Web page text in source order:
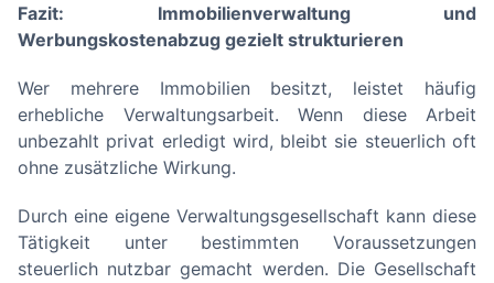
Fazit: Immobilienverwaltung und
Werbungskostenabzug gezielt strukturieren
Wer mehrere Immobilien besitzt, leistet häufig
erhebliche Verwaltungsarbeit. Wenn diese Arbeit
unbezahlt privat erledigt wird, bleibt sie steuerlich oft
ohne zusätzliche Wirkung.
Durch eine eigene Verwaltungsgesellschaft kann diese
Tätigkeit unter bestimmten Voraussetzungen
steuerlich nutzbar gemacht werden. Die Gesellschaft